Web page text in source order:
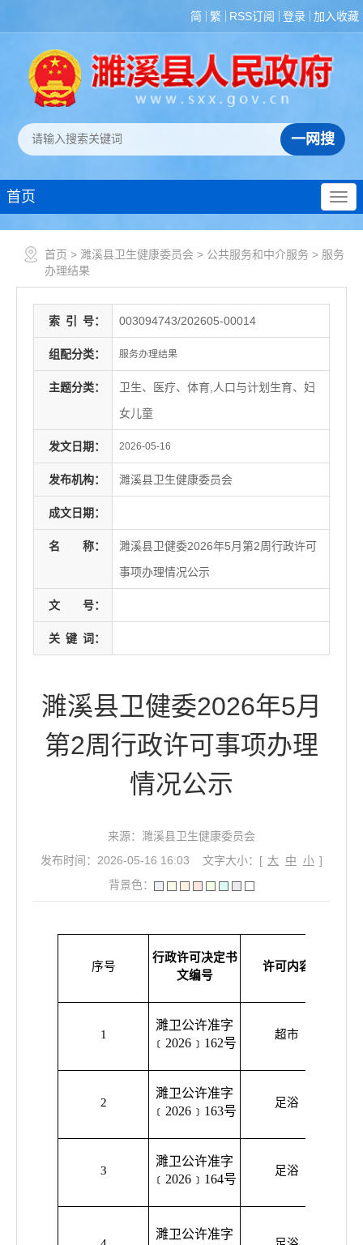
简 繁 RSS订阅 登录 加入收藏
首页
首页 > 濉溪县卫生健康委员会 > 公共服务和中介服务 > 服务
办理结果
索 引 号： 003094743/202605-00014
组配分类： 服务办理结果
主题分类：
卫生、医疗、体育,人口与计划生育、妇
女儿童
发文日期： 2026-05-16
发布机构： 濉溪县卫生健康委员会
成文日期：
名 称：
濉溪县卫健委2026年5月第2周行政许可
事项办理情况公示
文 号：
关 键 词：
濉溪县卫健委2026年5月
第2周行政许可事项办理
情况公示
来源：濉溪县卫生健康委员会
发布时间：2026-05-16 16:03
文字大小：[ 大 中 小 ]
背景色：
序号
行政许可决定书
文编号
许可内容
1
濉卫公许准字
﹝2026﹞162号
超市
2
濉卫公许准字
﹝2026﹞163号
足浴
3
濉卫公许准字
﹝2026﹞164号
足浴
濉卫公许准字